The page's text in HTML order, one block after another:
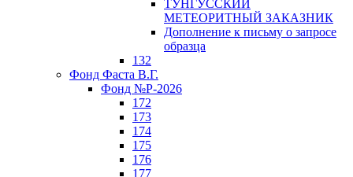
ТУНГУССКИЙ
МЕТЕОРИТНЫЙ ЗАКАЗНИК
Дополнение к письму о запросе
образца
132
Фонд Фаста В.Г.
Фонд №Р-2026
172
173
174
175
176
177